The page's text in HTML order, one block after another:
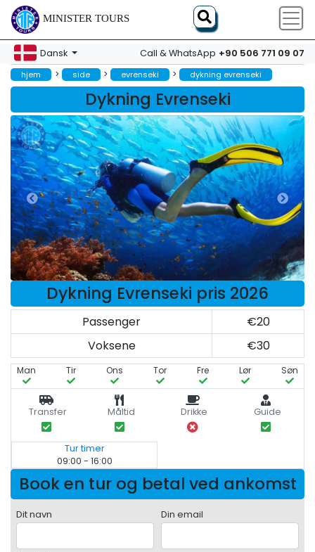
MINISTER TOURS
Dansk Call & WhatsApp +90 506 771 09 07
hjem > side > evrenseki > dykning evrenseki
Dykning Evrenseki
Dykning Evrenseki pris 2026
Passenger
€20
Voksene
€30
Man Tir Ons Tor Fre Lør Søn
Transfer Måltid Drikke Guide
Tur timer
09:00 - 16:00
Book en tur og betal ved ankomst
Dit navn Din email